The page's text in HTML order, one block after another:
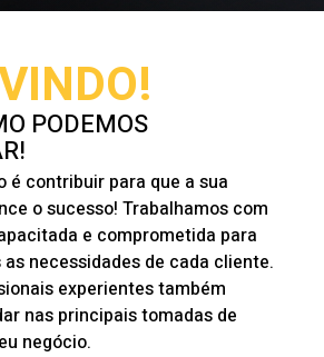
PODEMOS
é contribuir para que a sua
o sucesso! Trabalhamos com
e comprometida para
necessidades de cada cliente.
experientes também
nas principais tomadas de
negócio.